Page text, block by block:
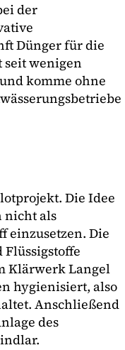
der
Dünger für die
wenigen
komme ohne
Die Idee
nicht als
einzusetzen. Die
Flüssigstoffe
Klärwerk Langel
hygienisiert, also
Anschließend
des